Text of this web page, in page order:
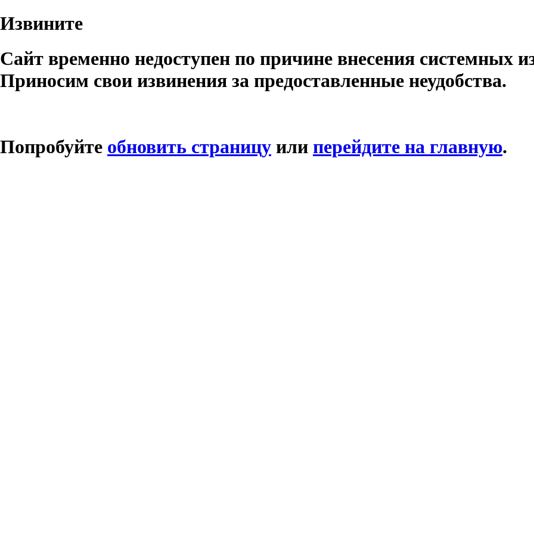
Извините
Сайт временно недоступен по причине внесения системных
Приносим свои извинения за предоставленные неудобства.
Попробуйте обновить страницу или перейдите на главную.